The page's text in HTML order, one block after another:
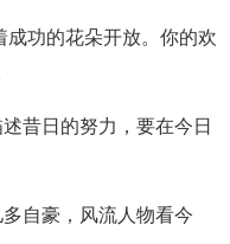
成功的花朵开放。你的欢
昔日的努力，要在今日
自豪，风流人物看今